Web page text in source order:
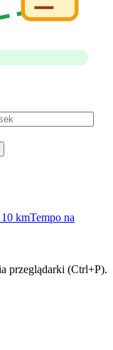
kmTempo na
przeglądarki (Ctrl+P).